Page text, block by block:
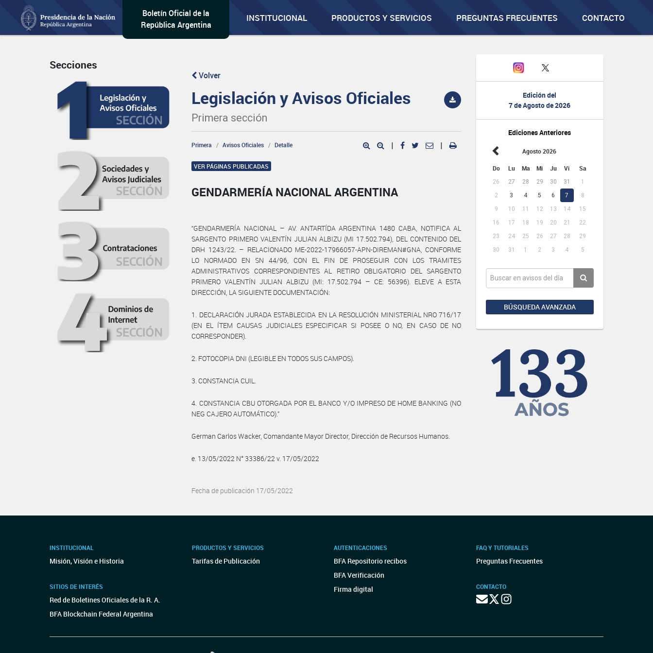
Boletín Oficial de la
República Argentina
INSTITUCIONAL PRODUCTOS Y SERVICIOS PREGUNTAS FRECUENTES CONTACTO
Edición del
7 de Agosto de 2026
Ediciones Anteriores
Agosto 2026
Do Lu Ma Mi Ju Vi Sa
26 27 28 29 30 31
1
2
3 4 5 6 7
8
9
10 11 12 13 14
15
16
17 18 19 20 21
22
23
24 25 26 27 28
29
30
31 1 2 3 4 5
BÚSQUEDA AVANZADA
Secciones
Volver
Legislación y Avisos Oficiales
Primera sección
Primera Avisos Oficiales Detalle | |
VER PÁGINAS PUBLICADAS
GENDARMERÍA NACIONAL ARGENTINA
“GENDARMERÍA NACIONAL – AV. ANTARTÍDA ARGENTINA 1480 CABA, NOTIFICA AL
SARGENTO PRIMERO VALENTÍN JULIAN ALBIZU (MI 17.502.794), DEL CONTENIDO DEL
DRH 1243/22. – RELACIONADO ME-2022-17966057-APN-DIREMAN#GNA, CONFORME
LO NORMADO EN SN 44/96, CON EL FIN DE PROSEGUIR CON LOS TRAMITES
ADMINISTRATIVOS CORRESPONDIENTES AL RETIRO OBLIGATORIO DEL SARGENTO
PRIMERO VALENTÍN JULIAN ALBIZU (MI: 17.502.794 – CE: 56396). ELEVE A ESTA
DIRECCIÓN, LA SIGUIENTE DOCUMENTACIÓN:
1. DECLARACIÓN JURADA ESTABLECIDA EN LA RESOLUCIÓN MINISTERIAL NRO 716/17
(EN EL ÍTEM CAUSAS JUDICIALES ESPECIFICAR SI POSEE O NO, EN CASO DE NO
CORRESPONDER).
2. FOTOCOPIA DNI (LEGIBLE EN TODOS SUS CAMPOS).
3. CONSTANCIA CUIL.
4. CONSTANCIA CBU OTORGADA POR EL BANCO Y/O IMPRESO DE HOME BANKING (NO
NEG CAJERO AUTOMÁTICO).”
German Carlos Wacker, Comandante Mayor Director, Dirección de Recursos Humanos.
e. 13/05/2022 N° 33386/22 v. 17/05/2022
Fecha de publicación 17/05/2022
INSTITUCIONAL
Misión, Visión e Historia
SITIOS DE INTERÉS
Red de Boletines Oficiales de la R. A.
BFA Blockchain Federal Argentina
PRODUCTOS Y SERVICIOS
Tarifas de Publicación
AUTENTICACIONES
BFA Repositorio recibos
BFA Verificación
Firma digital
FAQ Y TUTORIALES
Preguntas Frecuentes
CONTACTO